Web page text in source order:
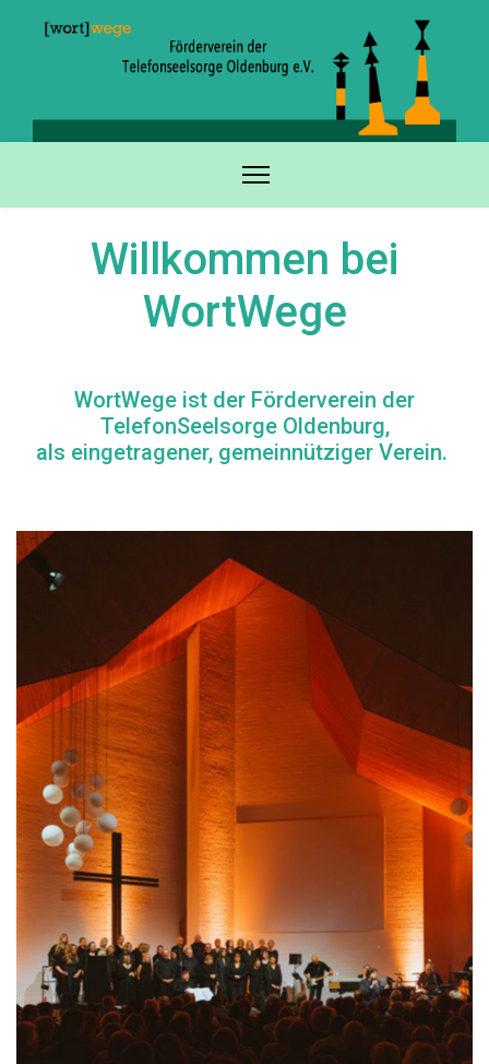
Willkommen bei
WortWege
WortWege ist der Förderverein der
TelefonSeelsorge Oldenburg,
als eingetragener, gemeinnütziger Verein.